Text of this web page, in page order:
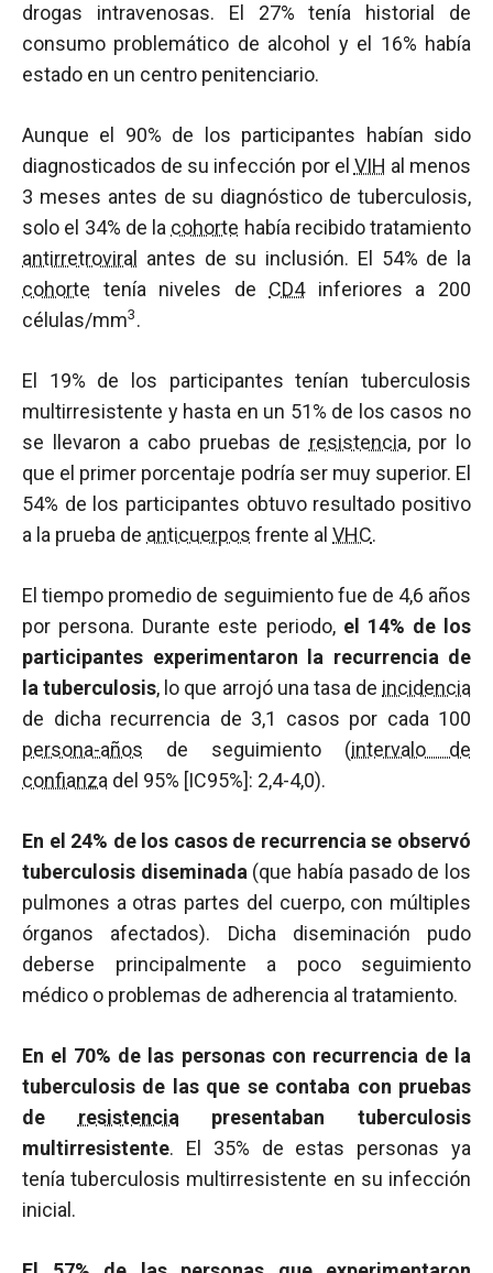
drogas intravenosas. El 27% tenía historial de
consumo problemático de alcohol y el 16% había
estado en un centro penitenciario.
Aunque el 90% de los participantes habían sido
diagnosticados de su infección por el VIH al menos
3 meses antes de su diagnóstico de tuberculosis,
solo el 34% de la cohorte había recibido tratamiento
antirretroviral
antes de su inclusión. El 54% de la
cohorte tenía niveles de CD4inferiores a 200
células/mm3.
El 19% de los participantes tenían tuberculosis
multirresistente y hasta en un 51% de los casos no
se llevaron a cabo pruebas de resistencia, por lo
que el primer porcentaje podría ser muy superior. El
54% de los participantes obtuvo resultado positivo
a la prueba de anticuerpos frente al VHC.
El tiempo promedio de seguimiento fue de 4,6 años
por persona. Durante este periodo, el 14% de los
participantes experimentaron la recurrencia de
la tuberculosis, lo que arrojó una tasa de incidencia
de dicha recurrencia de 3,1 casos por cada 100
persona-años de seguimiento (intervalo de
confianza del 95% [IC95%]: 2,4-4,0).
En el 24% de los casos de recurrencia se observó
tuberculosis diseminada (que había pasado de los
pulmones a otras partes del cuerpo, con múltiples
órganos afectados). Dicha diseminación pudo
deberse principalmente a poco seguimiento
médico o problemas de adherencia al tratamiento.
En el 70% de las personas con recurrencia de la
tuberculosis de las que se contaba con pruebas
de resistencia presentaban tuberculosis
multirresistente. El 35% de estas personas ya
tenía tuberculosis multirresistente en su infección
inicial.